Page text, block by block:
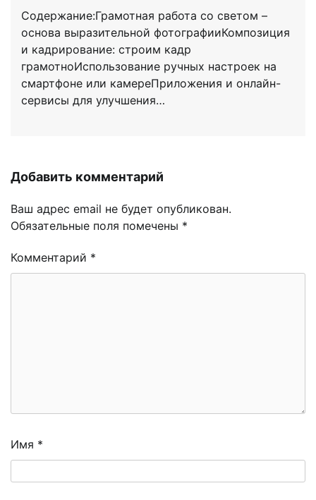
Содержание:Грамотная работа со светом –
основа выразительной фотографииКомпозиция
и кадрирование: строим кадр
грамотноИспользование ручных настроек на
смартфоне или камереПриложения и онлайн-
сервисы для улучшения…
Добавить комментарий
Ваш адрес email не будет опубликован.
Обязательные поля помечены *
Комментарий *
Имя *